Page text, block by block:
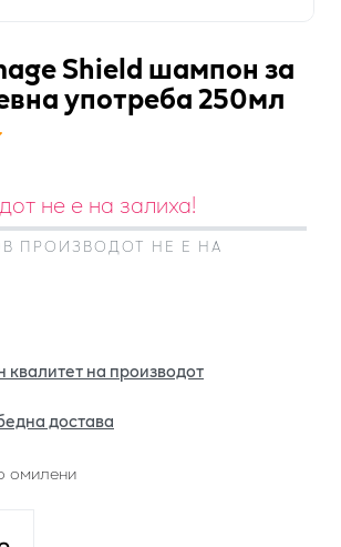
Shield шампон за
употреба 250мл
не е на залиха!
ПРОИЗВОДОТ НЕ Е НА
квалитет на производот
достава
омилени